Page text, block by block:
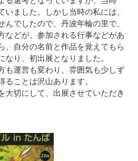
ました。しかし当時の私には、
でしたので、丹波年輪の里で、
などが、参加される行事などがあ
、自分の名前と作品を覚えてもら
り、初出展となりました。
も運営も変わり、雰囲気も少しず
ことは沢山あります。
大切にして、出展させていただき